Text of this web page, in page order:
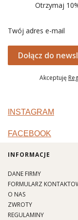
Otrzymaj
Twój adres e-mail
Dołącz do
Akceptuję
INSTAGRAM
FACEBOOK
Linki w stopce
INFORMACJE
DANE FIRMY
FORMULARZ
O NAS
ZWROTY
REGULAMINY